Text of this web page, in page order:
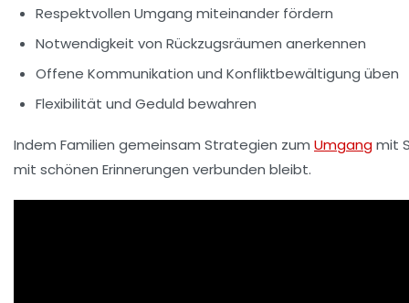
Respektvollen Umgang miteinander fördern
Notwendigkeit von Rückzugsräumen anerkennen
Offene Kommunikation und Konfliktbewältigung üben
Flexibilität und Geduld bewahren
Indem Familien gemeinsam Strategien zum Umgangmit
mit schönen Erinnerungen verbunden bleibt.